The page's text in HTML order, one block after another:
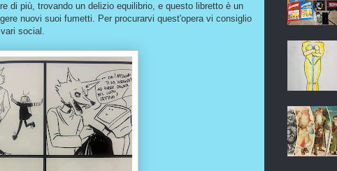
di più, trovando un delizio equilibrio, e questo libretto è un
nuovi suoi fumetti. Per procurarvi quest'opera vi consiglio
social.